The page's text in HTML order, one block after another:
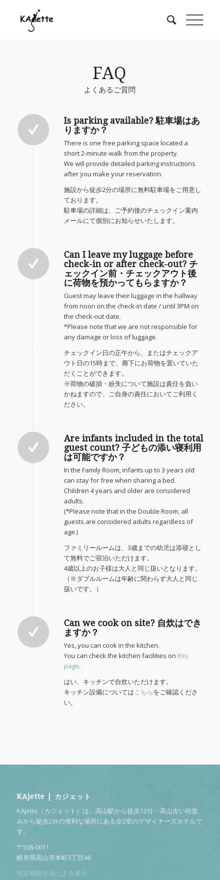
FAQ
よくあるご質問
Is parking available? 駐車場はあ
りますか？
There is one free parking space located a
short 2-minute walk from the property.
We will provide detailed parking instructions
after you make your reservation.
施設から徒歩2分の場所に無料駐車場をご用意し
ております。
駐車場の詳細は、ご予約後のチェックイン案内
メールにて個別にお知らせいたします。
Can I leave my luggage before
check-in or after check-out? チ
ェックイン前・チェックアウト後
に荷物を預かってもらますか？
Guest may leave their luggage in the hallway
from noon on the check-in date / until 3PM on
the check-out date.
*Please note that we are not responsible for
any damage or loss of luggage.
チェックイン日の正午から、またはチェックア
ウト日の15時まで、廊下にお荷物を置いていた
だくことができます。
※荷物の破損・紛失について施設は責任を負い
かねますので、ご自身の責任においてご利用く
ださい。
Are infants included in the total
guest count? 子どもの添い寝利用
は可能ですか？
In the Family Room, infants up to 3 years old
can stay for free when sharing a bed.
Children 4 years and older are considered
adults.
(*Please note that in the Double Room, all
guests are considered adults regardless of
age.)
ファミリールームは、3歳までの幼児は添寝とし
て無料でご宿泊いただけます。
4歳以上のお子様は大人と同じ扱いとなります。
（※ダブルルームは年齢に関わらず大人と同じ
扱いです。）
Can we cook on site? 自炊はでき
ますか？
Yes, you can cook in the kitchen.
You can check the kitchen facilities on this
page.
はい、キッチンで自炊いただけます。
キッチン設備についてはこちらをご確認くださ
い。
KAjette | カジェット
KAjette（カジェット）は、高山駅から徒歩12分・高山古い街並
みから徒歩2分の便利な場所にある全2室のデザイナーズホテルで
す。
〒506-0011
岐阜県高山市本町3丁目46
特定商取引法による表示